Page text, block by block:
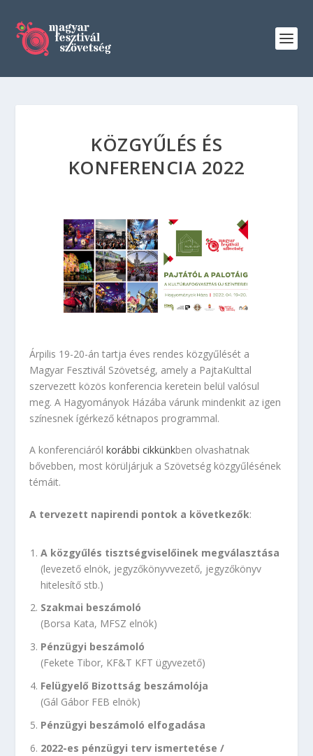
KÖZGYŰLÉS ÉS
KONFERENCIA 2022
Árpilis 19-20-án tartja éves rendes közgyűlését a
Magyar Fesztivál Szövetség, amely a PajtaKulttal
szervezett közös konferencia keretein belül valósul
meg. A Hagyományok Házába várunk mindenkit az igen
színesnek ígérkező kétnapos programmal.
A konferenciárólkorábbi cikkünkben olvashatnak
bővebben, most körüljárjuk a Szövetség közgyűlésének
témáit.
A tervezett napirendi pontok a következők:
A közgyűlés tisztségviselőinek megválasztása
(levezető elnök, jegyzőkönyvvezető, jegyzőkönyv
hitelesítő stb.)
Szakmai beszámoló
(Borsa Kata, MFSZ elnök)
Pénzügyi beszámoló
(Fekete Tibor, KF&T KFT ügyvezető)
Felügyelő Bizottság beszámolója
(Gál Gábor FEB elnök)
Pénzügyi beszámoló elfogadása
2022-es pénzügyi terv ismertetése /